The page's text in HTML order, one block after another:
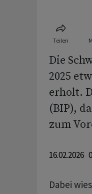
Teilen
Die
2025
erholt.
(BIP),
zum
16.02.2026
Dabei